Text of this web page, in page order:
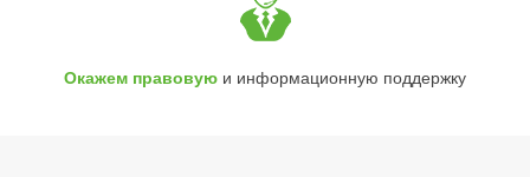
Окажем правовую и информационную поддержку